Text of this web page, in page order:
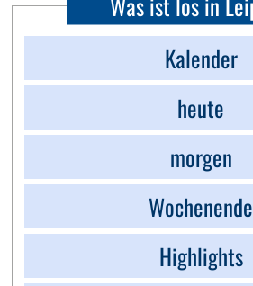
Kalender
heute
morgen
Wochenende
Highlights